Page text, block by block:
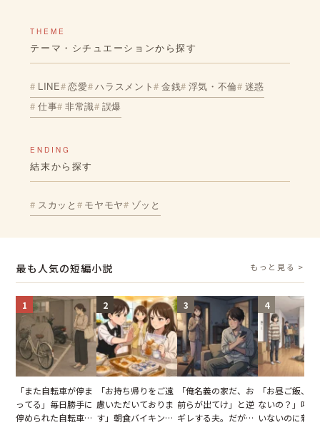
THEME
テーマ・シチュエーションから探す
LINE 恋愛 ハラスメント 金銭 浮気・不倫 迷惑
仕事 非常識 誤爆
ENDING
結末から探す
スカッと モヤモヤ ゾッと
最も人気の短編小説 もっと見る >
1
「また自転車が停ま
ってる」毎日勝手に
停められた自転車。
2
「お持ち帰りをご遠
慮いただいておりま
す」朝食バイキング
3
「俺名義の家だ、お
前らが出てけ」と逆
ギレする夫。だが、
4
「お昼ご飯、
ないの？」呼
いないのに新